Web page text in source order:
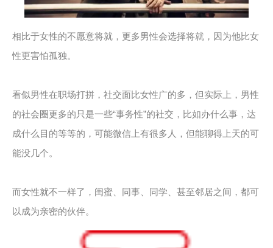
相比于女性的不愿意将就，更多男性会选择将就，因为他比女
性更害怕孤独。
看似男性在职场打拼，社交面比女性广的多，但实际上，男性
的社会圈更多的只是一些“事务性”的社交，比如办什么事，达
成什么目的等等的，可能微信上有很多人，但能聊得上天的可
能没几个。
而女性就不一样了，闺蜜、同事、同学、甚至邻居之间，都可
以成为亲密的伙伴。